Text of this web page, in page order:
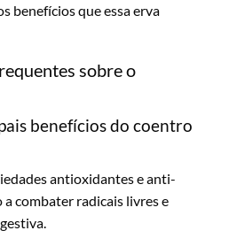
benefícios que essa erva
sobre o
benefícios do coentro
antioxidantes e anti-
combater radicais livres e